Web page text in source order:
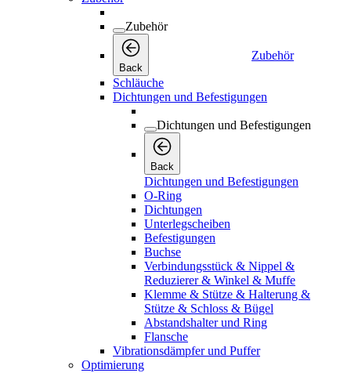
Zubehör
Back
Zubehör
Schläuche
Dichtungen und Befestigungen
Dichtungen und Befestigungen
Back
Dichtungen und Befestigungen
O-Ring
Dichtungen
Unterlegscheiben
Befestigungen
Buchse
Verbindungsstück & Nippel &
Reduzierer & Winkel & Muffe
Klemme & Stütze & Halterung &
Stütze & Schloss & Bügel
Abstandshalter und Ring
Flansche
Vibrationsdämpfer und Puffer
Optimierung